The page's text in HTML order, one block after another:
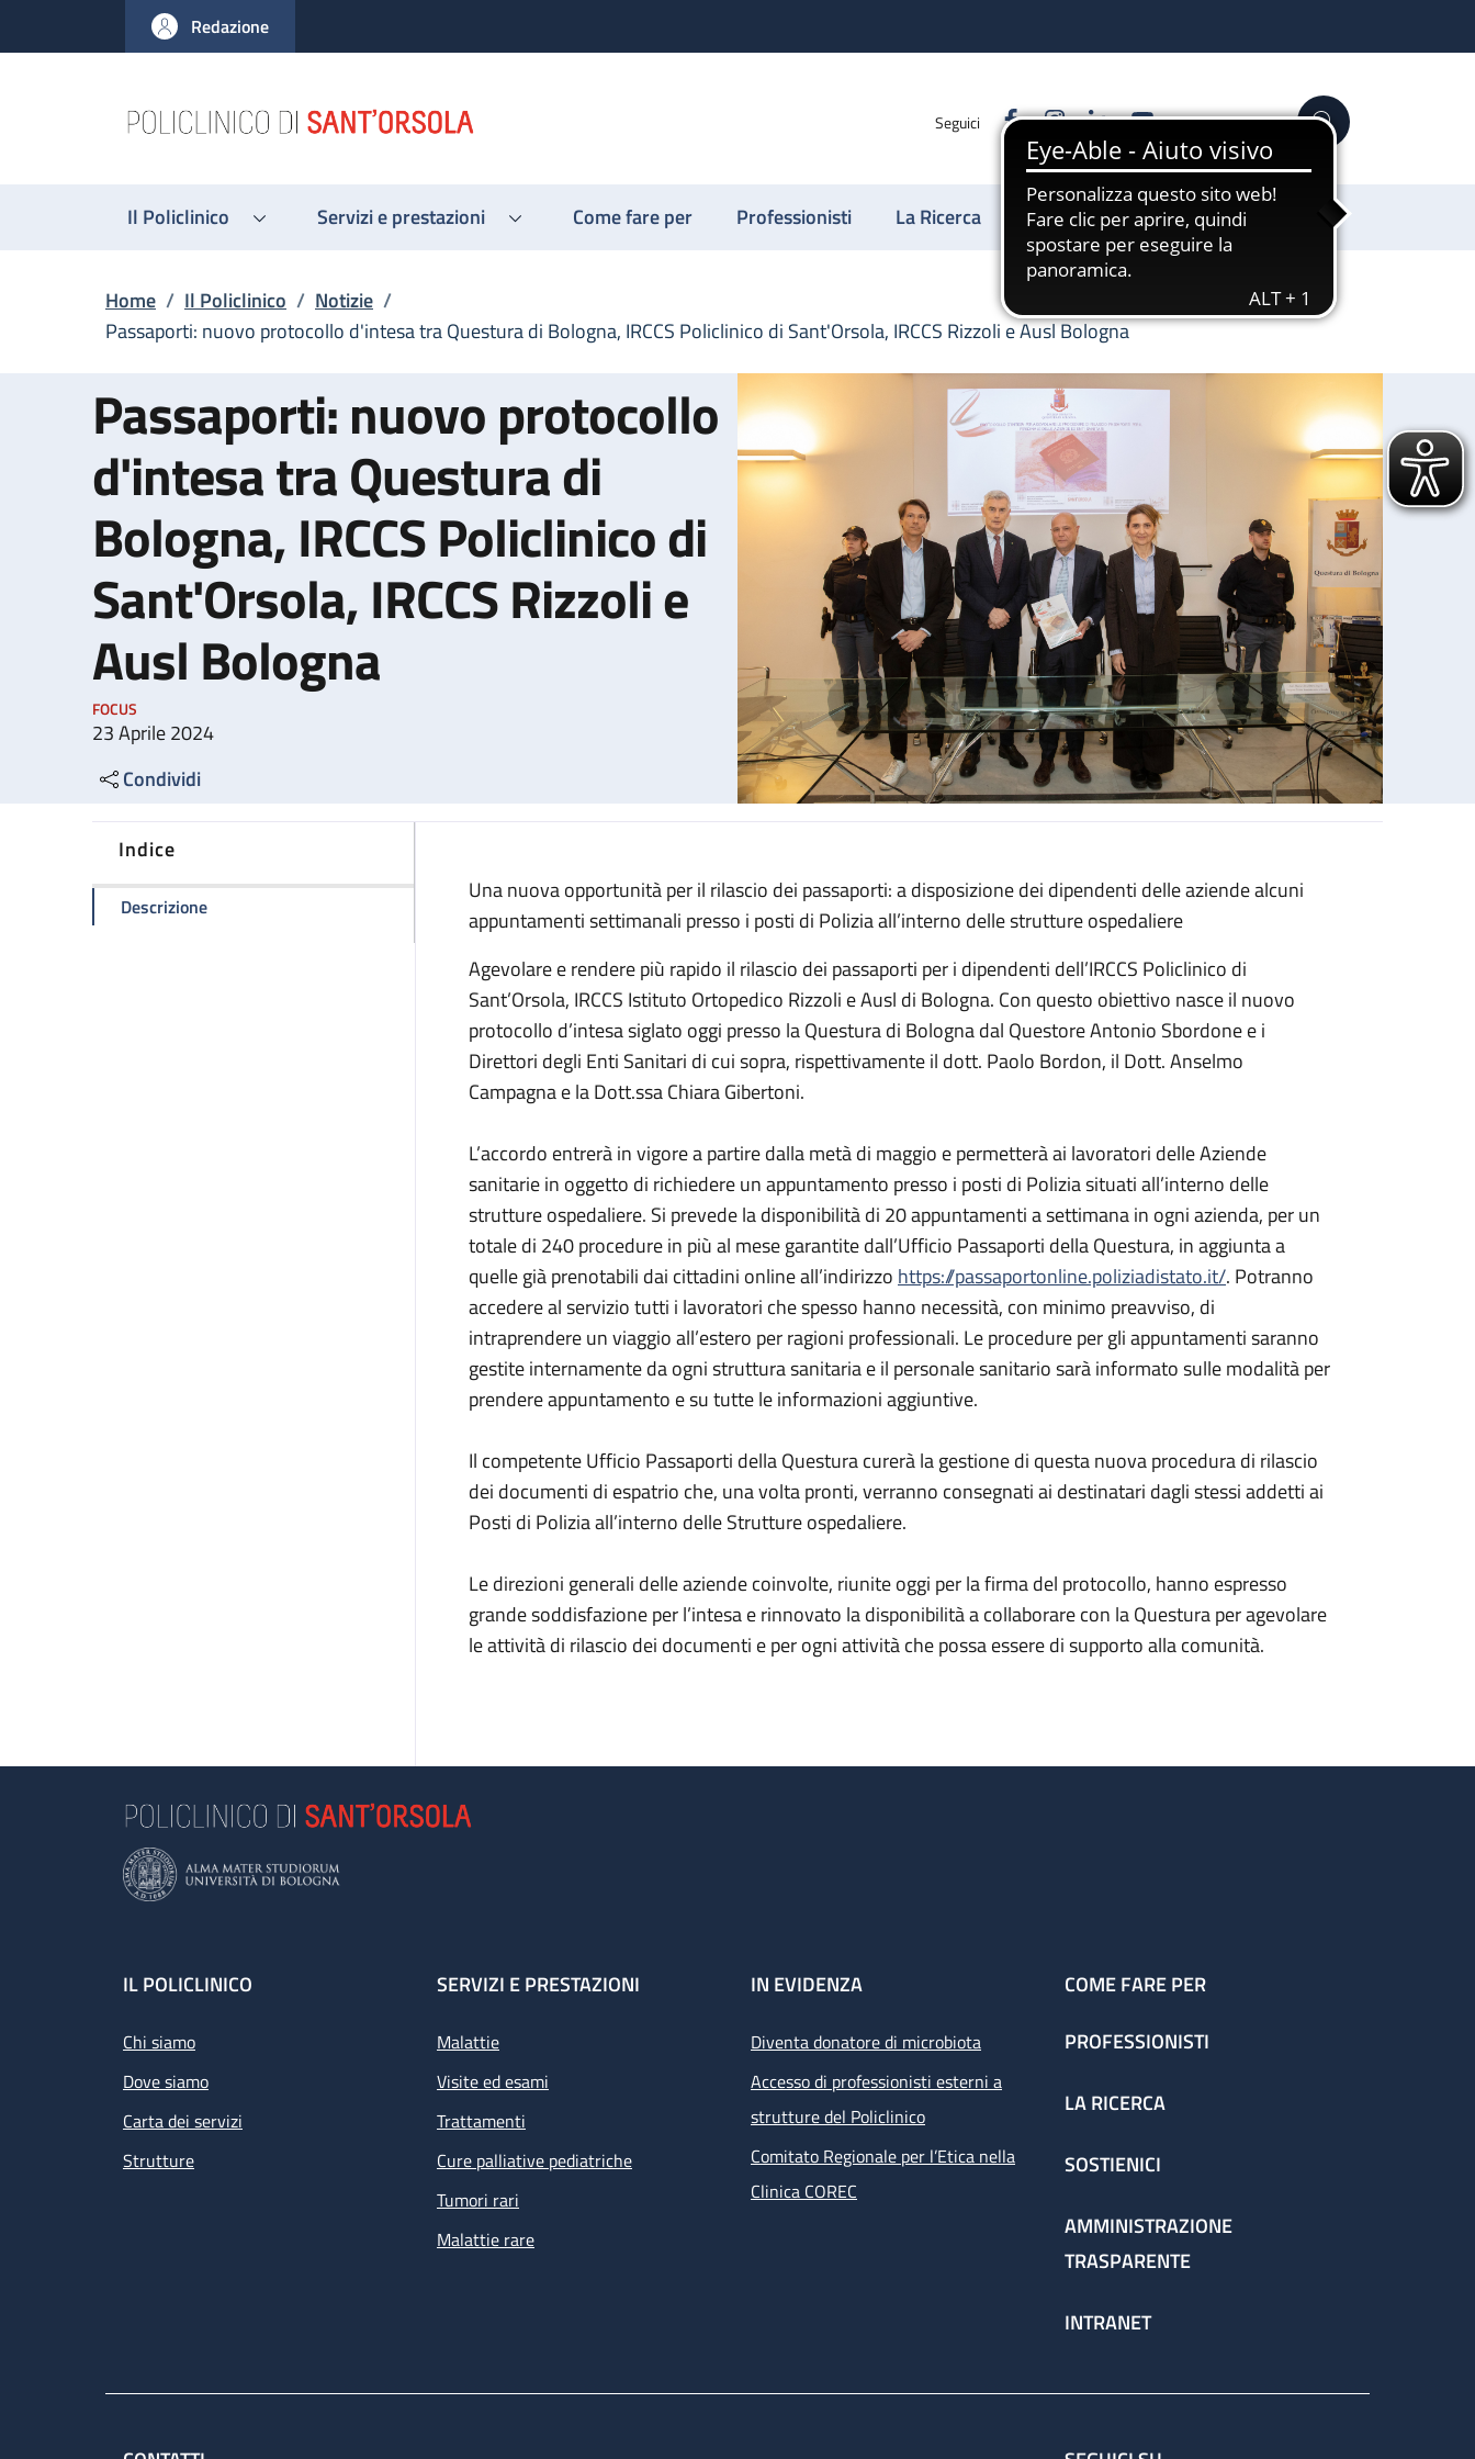
al contenuto principale
to footer content
Redazione
Seguici FacebookInstagram
LinkedinYouTube Cerca
Il Policlinico Servizi e prestazioni Come fare per Professionisti La Ricerca Sostienici
Briciole di pane
Home / Il Policlinico / Notizie /
Passaporti: nuovo protocollo d'intesa tra Questura di Bologna, IRCCS Policlinico di Sant'Orsola, IRCCS Rizzoli e Ausl Bologna
Passaporti: nuovo protocollo
d'intesa tra Questura di
Bologna, IRCCS Policlinico di
Sant'Orsola, IRCCS Rizzoli e
Ausl Bologna
FOCUS
23 Aprile 2024
Condividi
Indice
Descrizionedella pagina Passaporti: nuovo protocollo d'intesa tra Questura di Bologna, IRCCS Policlinico di Sant'Orsola, IRCCS Rizzoli e Ausl Bologna
Una nuova opportunità per il rilascio dei passaporti: a disposizione dei dipendenti delle aziende alcuni
appuntamenti settimanali presso i posti di Polizia all’interno delle strutture ospedaliere
Agevolare e rendere più rapido il rilascio dei passaporti per i dipendenti dell’IRCCS Policlinico di
Sant’Orsola, IRCCS Istituto Ortopedico Rizzoli e Ausl di Bologna. Con questo obiettivo nasce il nuovo
protocollo d’intesa siglato oggi presso la Questura di Bologna dal Questore Antonio Sbordone e i
Direttori degli Enti Sanitari di cui sopra, rispettivamente il dott. Paolo Bordon, il Dott. Anselmo
Campagna e la Dott.ssa Chiara Gibertoni.
L’accordo entrerà in vigore a partire dalla metà di maggio e permetterà ai lavoratori delle Aziende
sanitarie in oggetto di richiedere un appuntamento presso i posti di Polizia situati all’interno delle
strutture ospedaliere. Si prevede la disponibilità di 20 appuntamenti a settimana in ogni azienda, per un
totale di 240 procedure in più al mese garantite dall’Ufficio Passaporti della Questura, in aggiunta a
quelle già prenotabili dai cittadini online all’indirizzo https://passaportonline.poliziadistato.it/. Potranno
accedere al servizio tutti i lavoratori che spesso hanno necessità, con minimo preavviso, di
intraprendere un viaggio all’estero per ragioni professionali. Le procedure per gli appuntamenti saranno
gestite internamente da ogni struttura sanitaria e il personale sanitario sarà informato sulle modalità per
prendere appuntamento e su tutte le informazioni aggiuntive.
Il competente Ufficio Passaporti della Questura curerà la gestione di questa nuova procedura di rilascio
dei documenti di espatrio che, una volta pronti, verranno consegnati ai destinatari dagli stessi addetti ai
Posti di Polizia all’interno delle Strutture ospedaliere.
Le direzioni generali delle aziende coinvolte, riunite oggi per la firma del protocollo, hanno espresso
grande soddisfazione per l’intesa e rinnovato la disponibilità a collaborare con la Questura per agevolare
le attività di rilascio dei documenti e per ogni attività che possa essere di supporto alla comunità.
Footer
IL POLICLINICO
Chi siamo
Dove siamo
Carta dei servizi
Strutture
SERVIZI E PRESTAZIONI
Malattie
Visite ed esami
Trattamenti
Cure palliative pediatriche
Tumori rari
Malattie rare
IN EVIDENZA
Diventa donatore di microbiota
Accesso di professionisti esterni a
strutture del Policlinico
Comitato Regionale per l’Etica nella
Clinica COREC
COME FARE PER
PROFESSIONISTI
LA RICERCA
SOSTIENICI
AMMINISTRAZIONE
TRASPARENTE
INTRANET